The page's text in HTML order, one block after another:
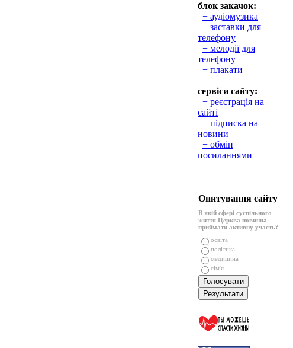
блок закачок:
+ аудіомузика
+ заставки для
телефону
+ мелодії для
телефону
+ плакати
сервіси сайту:
+ реєстрація на
сайті
+ підписка на
новини
+ обмін
посиланнями
Опитування сайту
В якій сфері суспільного
життя Церква повинна
приймати активну участь?
освіта
політика
медицина
сім'я